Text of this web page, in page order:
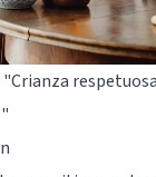
"Crianza